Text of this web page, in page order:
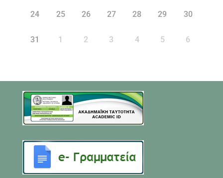
24 25 26 27 28 29 30
31 1 2 3 4 5 6